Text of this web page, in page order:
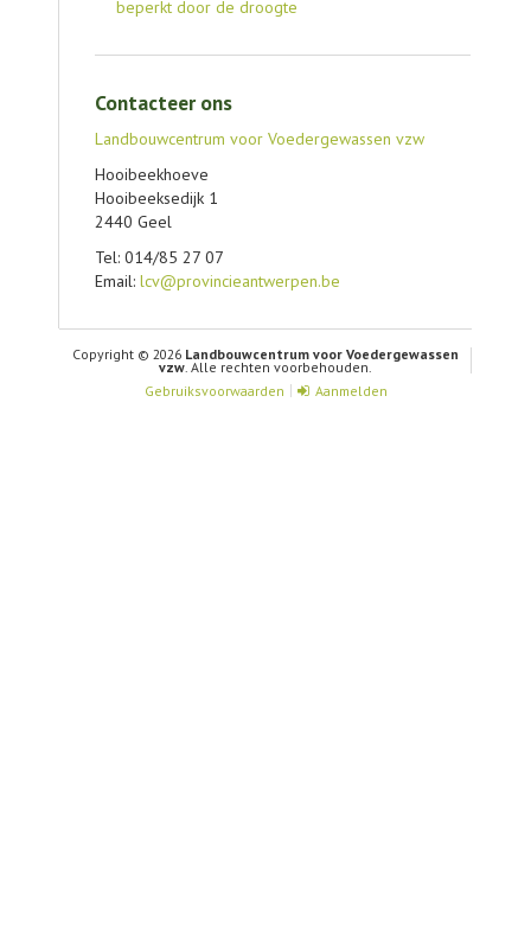
beperkt door de droogte
Contacteer ons
Landbouwcentrum voor Voedergewassen vzw
Hooibeekhoeve
Hooibeeksedijk 1
2440 Geel
Tel: 014/85 27 07
Email: lcv@provincieantwerpen.be
Copyright © 2026 Landbouwcentrum voor Voedergewassen
vzw. Alle rechten voorbehouden.
Gebruiksvoorwaarden
Aanmelden